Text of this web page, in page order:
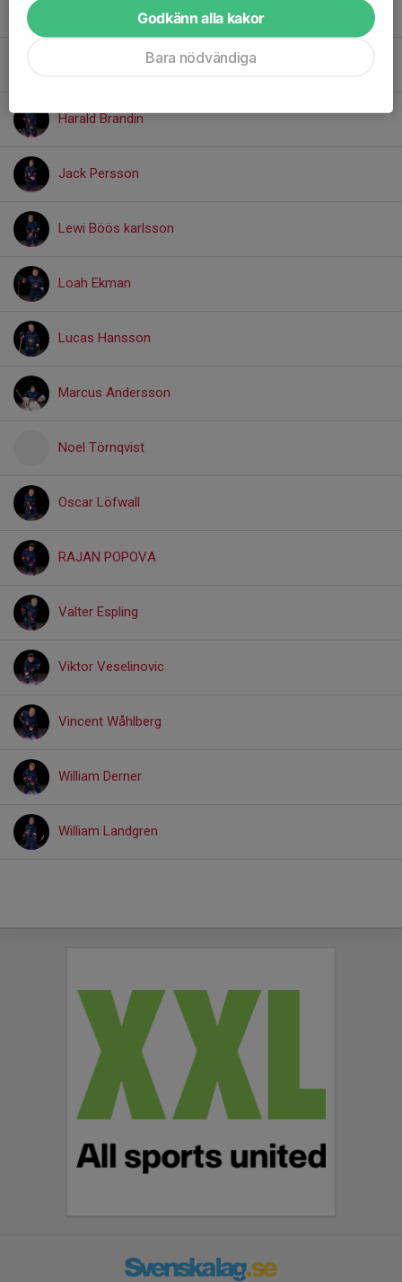
Elliot Johnsson
Harald Brandin
Jack Persson
Lewi Böös karlsson
Loah Ekman
Lucas Hansson
Marcus Andersson
Noel Törnqvist
Oscar Löfwall
RAJAN POPOVA
Valter Espling
Viktor Veselinovic
Vincent Wåhlberg
William Derner
William Landgren
Godkänn alla kakor
Bara nödvändiga